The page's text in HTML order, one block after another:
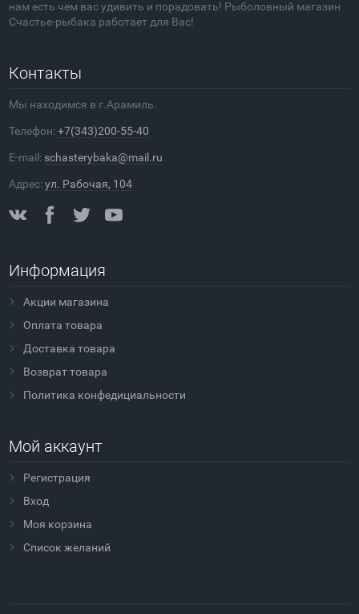
нам есть чем вас удивить и порадовать! Рыболовный магазин
Счастье-рыбака работает для Вас!
Контакты
Мы находимся в г.Арамиль.
Телефон:+7(343)200-55-40
E-mail: schasterybaka@mail.ru
Адрес:ул. Рабочая, 104
Информация
Акции магазина
Оплата товара
Доставка товара
Возврат товара
Политика конфедициальности
Мой аккаунт
Регистрация
Вход
Моя корзина
Cписок желаний